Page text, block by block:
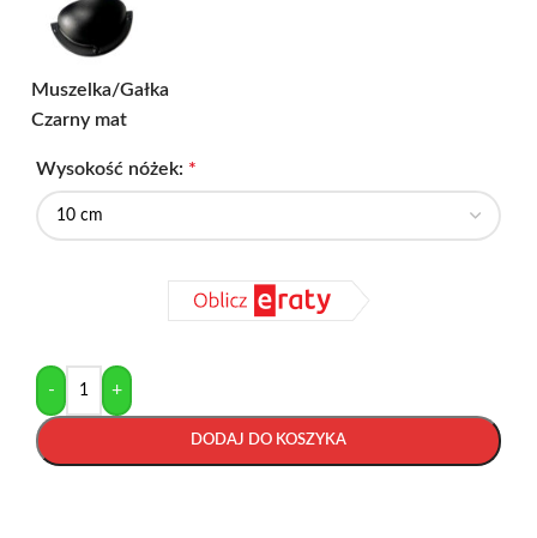
Muszelka/Gałka
Czarny mat
Wysokość nóżek: *
- +
DODAJ DO KOSZYKA